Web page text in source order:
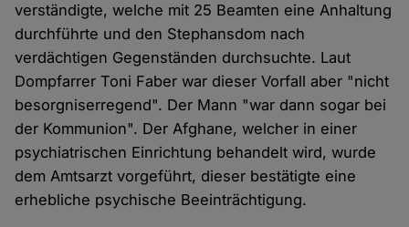
verständigte, welche mit 25 Beamten eine Anhaltung
durchführte und den Stephansdom nach
verdächtigen Gegenständen durchsuchte. Laut
Dompfarrer Toni Faber war dieser Vorfall aber "nicht
besorgniserregend". Der Mann "war dann sogar bei
der Kommunion". Der Afghane, welcher in einer
psychiatrischen Einrichtung behandelt wird, wurde
dem Amtsarzt vorgeführt, dieser bestätigte eine
erhebliche psychische Beeinträchtigung.